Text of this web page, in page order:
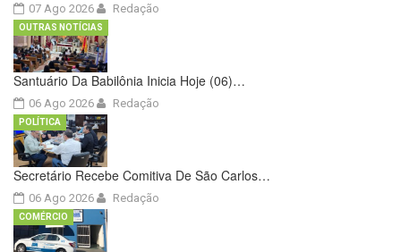
07 Ago 2026 Redação
Santuário Da Babilônia Inicia Hoje (06)…
06 Ago 2026
OUTRAS NOTÍCIAS
Redação
Secretário Recebe Comitiva De São Carlos…
06 Ago 2026
POLÍTICA
Redação
COMÉRCIO